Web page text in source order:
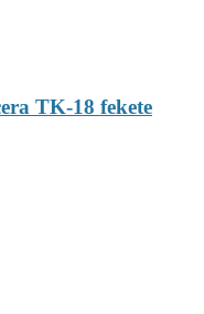
TK-18 fekete